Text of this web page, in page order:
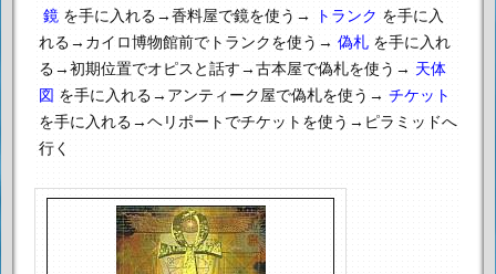
鏡 を手に入れる→香料屋で鏡を使う→ トランク を手に入
れる→ カイロ博物館前でトランクを使う→ 偽札 を手に入れ
る→初期位置でオピスと話す→古本屋で偽札を使う→ 天体
図 を手に入れる→アンティーク屋で偽札を使う→ チケット
を手に入れる→ヘリポートでチケットを使う→ピラミッドへ
行く